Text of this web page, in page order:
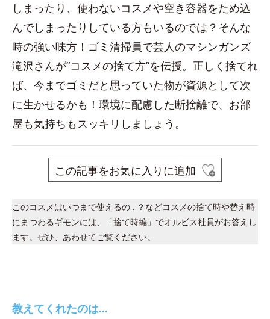
しまったり、使わないコスメや空き容器をため込
んでしまったりしている方もいるのでは？そんな
時の強い味方！ゴミ清掃員で芸人のマシンガンズ
滝沢さんが“コスメの捨て方”を伝授。正しく捨てれ
ば、今までゴミだと思っていた物が資源として次
に生かせるかも！環境に配慮した断捨離で、お部
屋も気持ちもスッキリしましょう。
この記事をお気に入りに追加
このコスメはいつまで使えるの…？などコスメの捨て時や替え時
にまつわるギモンには、「捨て時編 」でオルビス社員がお答えし
ます。ぜひ、あわせてご覧ください。
教えてくれたのは…